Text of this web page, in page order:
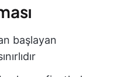
başlayan